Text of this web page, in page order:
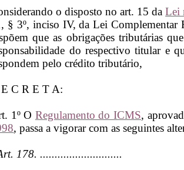
o disposto no art. 15 daLei
§ 3º, inciso IV, da Lei Complementar
que as obrigações tributárias
do respectivo titular e
pelo crédito tributário,
C R E T A:
1º O Regulamento do ICMS,
, passa a vigorar com as seguintes
178. ............................